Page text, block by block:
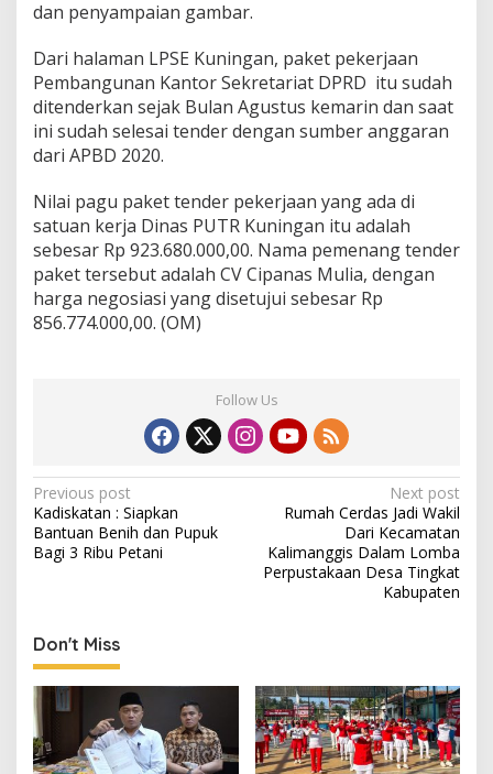
dan penyampaian gambar.
Dari halaman LPSE Kuningan, paket pekerjaan
Pembangunan Kantor Sekretariat DPRD itu sudah
ditenderkan sejak Bulan Agustus kemarin dan saat
ini sudah selesai tender dengan sumber anggaran
dari APBD 2020.
Nilai pagu paket tender pekerjaan yang ada di
satuan kerja Dinas PUTR Kuningan itu adalah
sebesar Rp 923.680.000,00. Nama pemenang tender
paket tersebut adalah CV Cipanas Mulia, dengan
harga negosiasi yang disetujui sebesar Rp
856.774.000,00. (OM)
Follow Us
Post
navigation
Previous post
Kadiskatan : Siapkan
Bantuan Benih dan Pupuk
Bagi 3 Ribu Petani
Next post
Rumah Cerdas Jadi Wakil
Dari Kecamatan
Kalimanggis Dalam Lomba
Perpustakaan Desa Tingkat
Kabupaten
Don't Miss